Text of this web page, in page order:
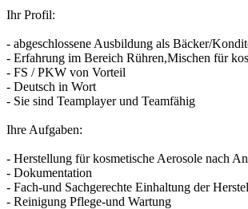
Ihr Profil:
- abgeschlossene Ausbildung als Bäcker/
- Erfahrung im Bereich Rühren,Mischen für
- FS / PKW von Vorteil
- Deutsch in Wort
- Sie sind Teamplayer und Teamfähig
Ihre Aufgaben:
- Herstellung für kosmetische Aerosole nach
- Dokumentation
- Fach-und Sachgerechte Einhaltung der
- Reinigung Pflege-und Wartung